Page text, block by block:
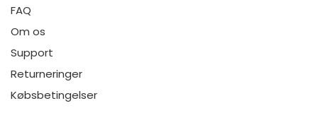
FAQ
Om os
Support
Returneringer
Købsbetingelser